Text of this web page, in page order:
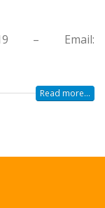
– Email:
Read more...
Đàn Uy Tín Giá